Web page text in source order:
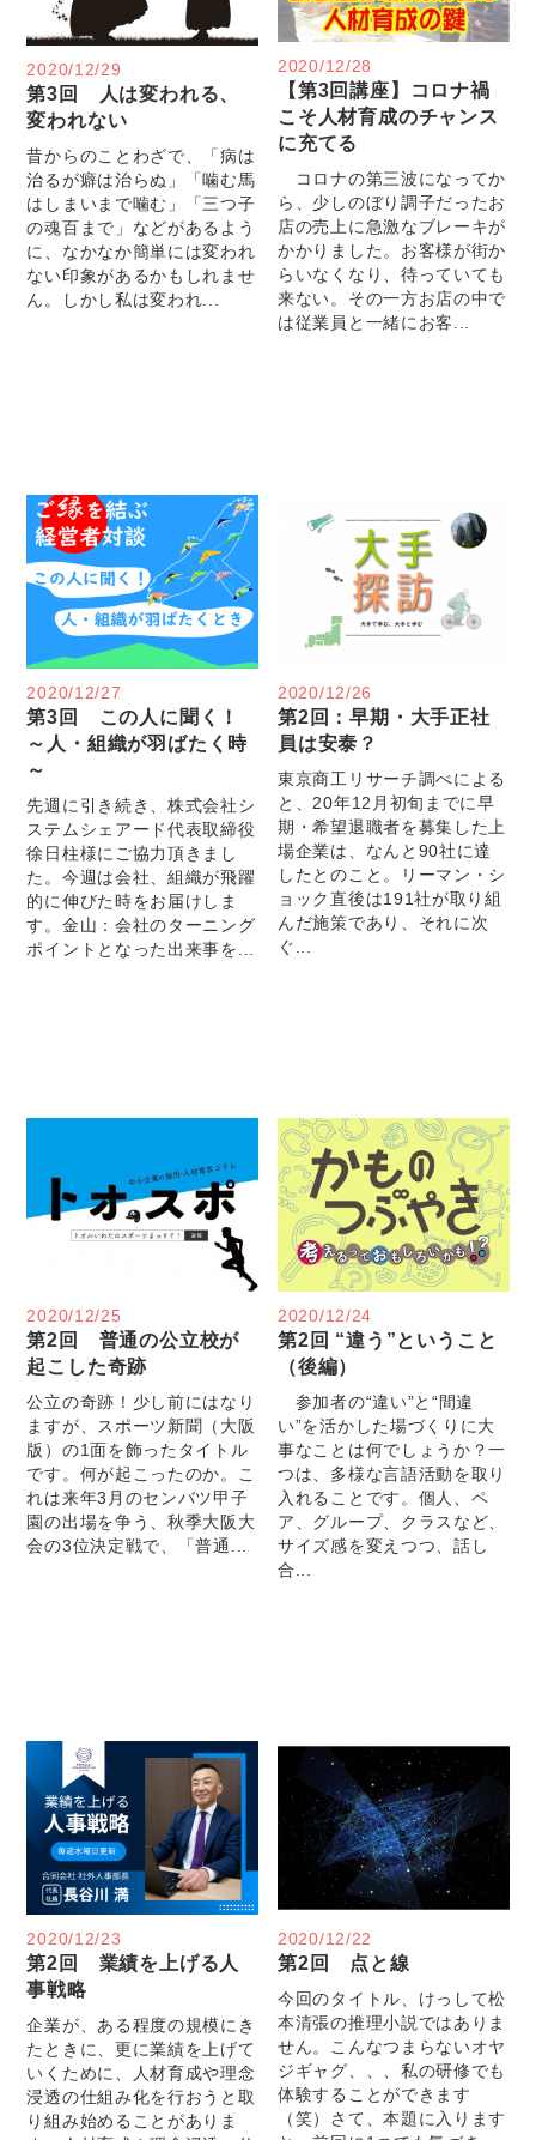
2020/12/29
第3回 人は変われる、
変われない
昔からのことわざで、「病は
治るが癖は治らぬ」「噛む馬
はしまいまで噛む」「三つ子
の魂百まで」などがあるよう
に、なかなか簡単には変われ
ない印象があるかもしれませ
ん。しかし私は変われ...
2020/12/28
【第3回講座】コロナ禍
こそ人材育成のチャンス
に充てる
コロナの第三波になってか
ら、少しのぼり調子だったお
店の売上に急激なブレーキが
かかりました。お客様が街か
らいなくなり、待っていても
来ない。その一方お店の中で
は従業員と一緒にお客...
2020/12/27
第3回 この人に聞く！
～人・組織が羽ばたく時
～
先週に引き続き、株式会社シ
ステムシェアード代表取締役
徐日柱様にご協力頂きまし
た。今週は会社、組織が飛躍
的に伸びた時をお届けしま
す。金山：会社のターニング
ポイントとなった出来事を...
2020/12/26
第2回：早期・大手正社
員は安泰？
東京商工リサーチ調べによる
と、20年12月初旬までに早
期・希望退職者を募集した上
場企業は、なんと90社に達
したとのこと。リーマン・シ
ョック直後は191社が取り組
んだ施策であり、それに次
ぐ...
2020/12/25
第2回 普通の公立校が
起こした奇跡
公立の奇跡！少し前にはなり
ますが、スポーツ新聞（大阪
版）の1面を飾ったタイトル
です。何が起こったのか。こ
れは来年3月のセンバツ甲子
園の出場を争う、秋季大阪大
会の3位決定戦で、「普通...
2020/12/24
第2回 “違う”ということ
（後編）
参加者の“違い”と“間違
い”を活かした場づくりに大
事なことは何でしょうか？一
つは、多様な言語活動を取り
入れることです。個人、ペ
ア、グループ、クラスなど、
サイズ感を変えつつ、話し
合...
2020/12/23
第2回 業績を上げる人
事戦略
企業が、ある程度の規模にき
たときに、更に業績を上げて
いくために、人材育成や理念
浸透の仕組み化を行おうと取
り組み始めることがありま
2020/12/22
第2回 点と線
今回のタイトル、けっして松
本清張の推理小説ではありま
せん。こんなつまらないオヤ
ジギャグ、、、私の研修でも
体験することができます
（笑）さて、本題に入ります